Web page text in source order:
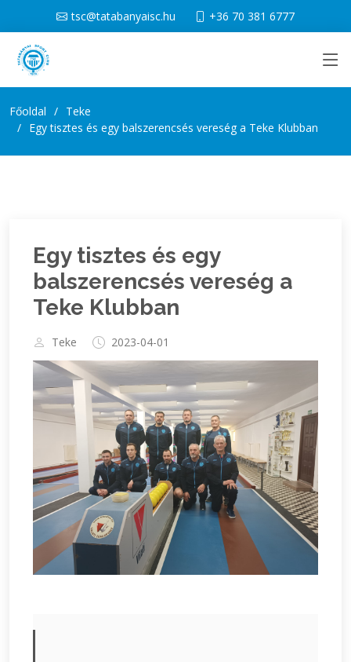
tsc@tatabanyaisc.hu +36 70 381 6777
Főoldal
Teke
Egy tisztes és egy balszerencsés vereség a Teke Klubban
Egy tisztes és egy
balszerencsés vereség a
Teke Klubban
Teke 2023-04-01